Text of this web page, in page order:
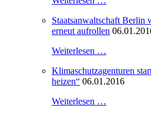
Staatsanwaltschaft
erneut aufrollen
Weiterlesen …
Klimaschutzagenturen
heizen“ 06.01.2016
Weiterlesen …